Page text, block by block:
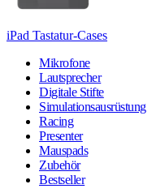
iPad Tastatur-Cases
Mikrofone
Lautsprecher
Digitale Stifte
Simulationsausrüstung
Racing
Presenter
Mauspads
Zubehör
Bestseller